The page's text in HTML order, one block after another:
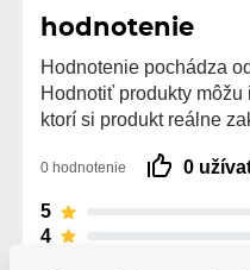
hodnotenie
Hodnotenie pochádza
Hodnotiť produkty
ktorí si produkt reálne
0 hodnotenie 0
5
4